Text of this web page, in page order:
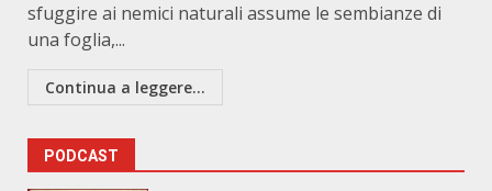
sfuggire ai nemici naturali assume le sembianze di
una foglia,...
Continua a leggere...
PODCAST